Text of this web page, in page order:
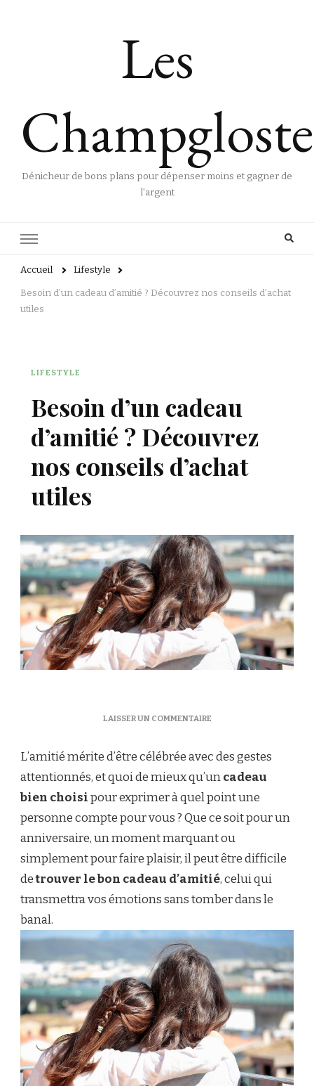
Les
Dénicheur de bons plans pour dépenser moins et gagner de
l'argent
Accueil Lifestyle
Besoin d’un cadeau d’amitié ? Découvrez nos conseils d’achat
utiles
LIFESTYLE
Besoin d’un cadeau
d’amitié ? Découvrez
nos conseils d’achat
utiles
LAISSER UN COMMENTAIRESUR
CADEAU
D’AMITIÉ
?
DÉCOUVREZ
CONSEILS
D’ACHAT
UTILES
L’amitié mérite d’être célébrée avec des gestes
attentionnés, et quoi de mieux qu’uncadeau
bien choisipour exprimer à quel point une
personne compte pour vous ? Que ce soit pour un
anniversaire, un moment marquant ou
simplement pour faire plaisir, il peut être difficile
detrouver le bon cadeau d’amitié, celui qui
transmettra vos émotions sans tomber dans le
banal.